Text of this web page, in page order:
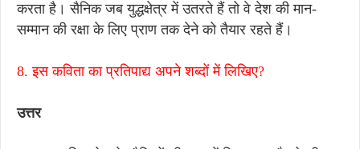
करता है। सैनिक जब युद्धक्षेत्र में उतरते हैं तो वे देश की मान-
सम्मान की रक्षा के लिए प्राण तक देने को तैयार रहते हैं।
8. इस कविता का प्रतिपाद्य अपने शब्दों में लिखिए?
उत्तर